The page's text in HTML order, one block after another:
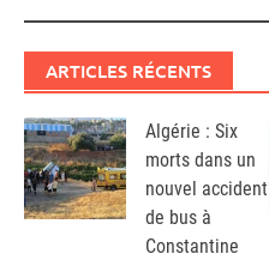
ARTICLES RÉCENTS
Algérie : Six
morts dans un
nouvel accident
de bus à
Constantine